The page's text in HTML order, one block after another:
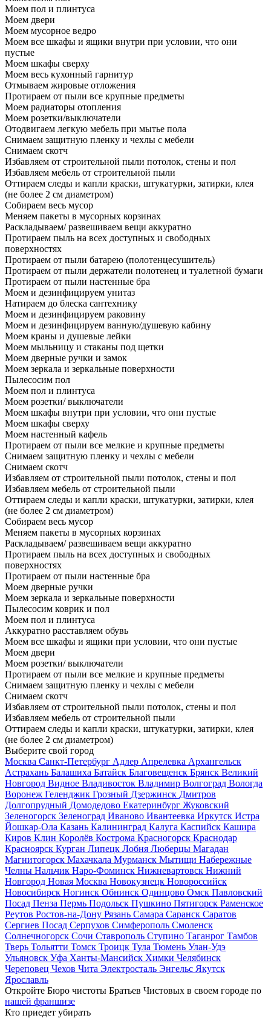
Моем пол и плинтуса
Моем двери
Моем мусорное ведро
Моем все шкафы и ящики внутри при условии, что они
пустые
Моем шкафы сверху
Моем весь кухонный гарнитур
Отмываем жировые отложения
Протираем от пыли все крупные предметы
Моем радиаторы отопления
Моем розетки/выключатели
Отодвигаем легкую мебель при мытье пола
Снимаем защитную пленку и чехлы с мебели
Снимаем скотч
Избавляем от строительной пыли потолок, стены и пол
Избавляем мебель от строительной пыли
Оттираем следы и капли краски, штукатурки, затирки, клея
(не более 2 см диаметром)
Собираем весь мусор
Меняем пакеты в мусорных корзинах
Раскладываем/ развешиваем вещи аккуратно
Протираем пыль на всех доступных и свободных
поверхностях
Протираем от пыли батарею (полотенцесушитель)
Протираем от пыли держатели полотенец и туалетной бумаги
Протираем от пыли настенные бра
Моем и дезинфицируем унитаз
Натираем до блеска сантехнику
Моем и дезинфицируем раковину
Моем и дезинфицируем ванную/душевую кабину
Моем краны и душевые лейки
Моем мыльницу и стаканы под щетки
Моем дверные ручки и замок
Моем зеркала и зеркальные поверхности
Пылесосим пол
Моем пол и плинтуса
Моем розетки/ выключатели
Моем шкафы внутри при условии, что они пустые
Моем шкафы сверху
Моем настенный кафель
Протираем от пыли все мелкие и крупные предметы
Снимаем защитную пленку и чехлы с мебели
Снимаем скотч
Избавляем от строительной пыли потолок, стены и пол
Избавляем мебель от строительной пыли
Оттираем следы и капли краски, штукатурки, затирки, клея
(не более 2 см диаметром)
Собираем весь мусор
Меняем пакеты в мусорных корзинах
Раскладываем/ развешиваем вещи аккуратно
Протираем пыль на всех доступных и свободных
поверхностях
Протираем от пыли настенные бра
Моем дверные ручки
Моем зеркала и зеркальные поверхности
Пылесосим коврик и пол
Моем пол и плинтуса
Аккуратно расставляем обувь
Моем все шкафы и ящики при условии, что они пустые
Моем двери
Моем розетки/ выключатели
Протираем от пыли все мелкие и крупные предметы
Снимаем защитную пленку и чехлы с мебели
Снимаем скотч
Избавляем от строительной пыли потолок, стены и пол
Избавляем мебель от строительной пыли
Оттираем следы и капли краски, штукатурки, затирки, клея
(не более 2 см диаметром)
Выберите свой город
Москва Санкт-Петербург Адлер Апрелевка Архангельск
Астрахань Балашиха Батайск Благовещенск Брянск Великий
Новгород Видное Владивосток Владимир Волгоград Вологда
Воронеж Геленджик Грозный Дзержинск Дмитров
Долгопрудный Домодедово Екатеринбург Жуковский
Зеленогорск Зеленоград Иваново Ивантеевка Иркутск Истра
Йошкар-Ола Казань Калининград Калуга Каспийск Кашира
Киров Клин Королёв Кострома Красногорск Краснодар
Красноярск Курган Липецк Лобня Люберцы Магадан
Магнитогорск Махачкала Мурманск Мытищи Набережные
Челны Нальчик Наро-Фоминск Нижневартовск Нижний
Новгород Новая Москва Новокузнецк Новороссийск
Новосибирск Ногинск Обнинск Одинцово Омск Павловский
Посад Пенза Пермь Подольск Пушкино Пятигорск Раменское
Реутов Ростов-на-Дону Рязань Самара Саранск Саратов
Сергиев Посад Серпухов Симферополь Смоленск
Солнечногорск Сочи Ставрополь Ступино Таганрог Тамбов
Тверь Тольятти Томск Троицк Тула Тюмень Улан-Удэ
Ульяновск Уфа Ханты-Мансийск Химки Челябинск
Череповец Чехов Чита Электросталь Энгельс Якутск
Ярославль
Откройте Бюро чистоты Братьев Чистовых в своем городе по
нашей франшизе
Кто приедет убирать